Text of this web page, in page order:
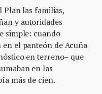
Plan las familias,
y autoridades
simple: cuando
el panteón de Acuña
en terreno– que
en las
más de cien.